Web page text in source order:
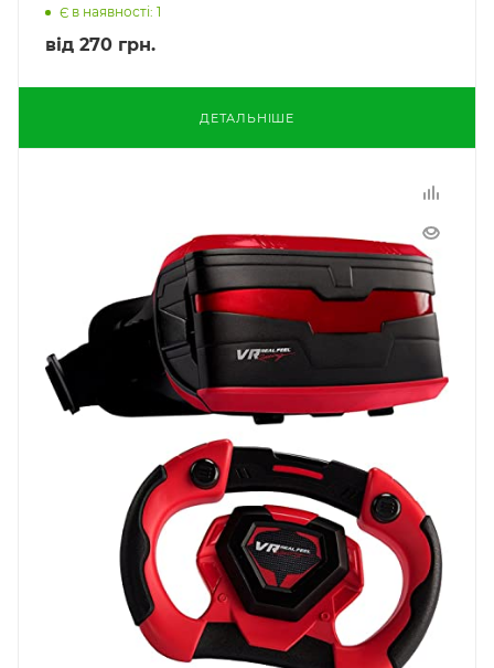
Є в наявності: 1
від 270 грн.
ДЕТАЛЬНІШЕ